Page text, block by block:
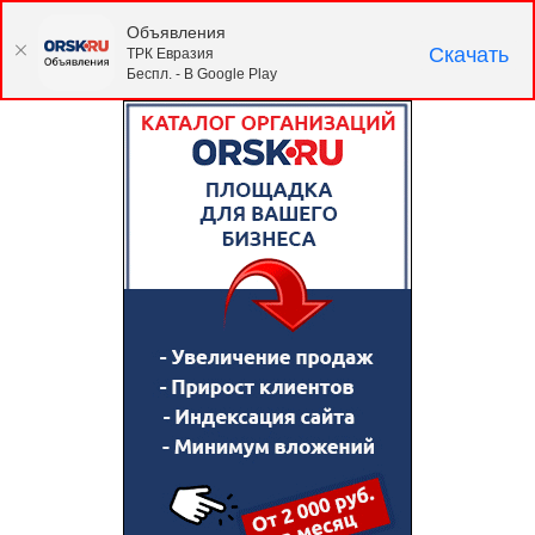
Объявления
ТРК Евразия
Беспл. - В Google Play
Скачать